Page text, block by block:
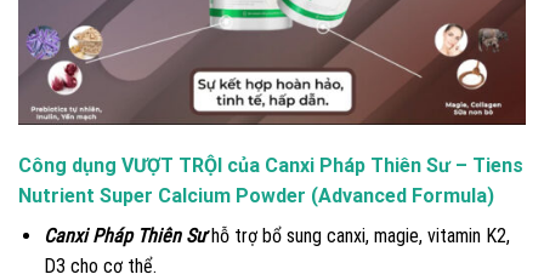
Công dụng VƯỢT TRỘI của Canxi Pháp Thiên Sư – Tiens
Nutrient Super Calcium Powder (Advanced Formula)
Canxi Pháp Thiên Sưhỗ trợ bổ sung canxi, magie, vitamin K2,
D3 cho cơ thể.